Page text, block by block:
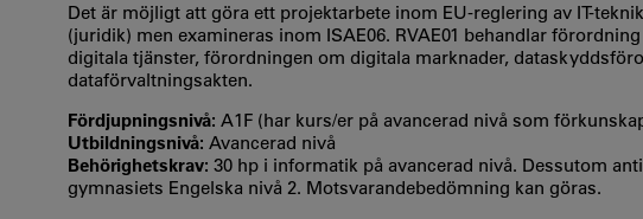
Det är möjligt att göra ett projektarbete inom EU-reglering av IT-
(juridik) men examineras inom ISAE06. RVAE01 behandlar
digitala tjänster, förordningen om digitala marknader,
dataförvaltningsakten.
Fördjupningsnivå: A1F (har kurs/er på avancerad nivå som
Utbildningsnivå: Avancerad nivå
Behörighetskrav: 30 hp i informatik på avancerad nivå. Dessutom
gymnasiets Engelska nivå 2. Motsvarandebedömning kan göras.